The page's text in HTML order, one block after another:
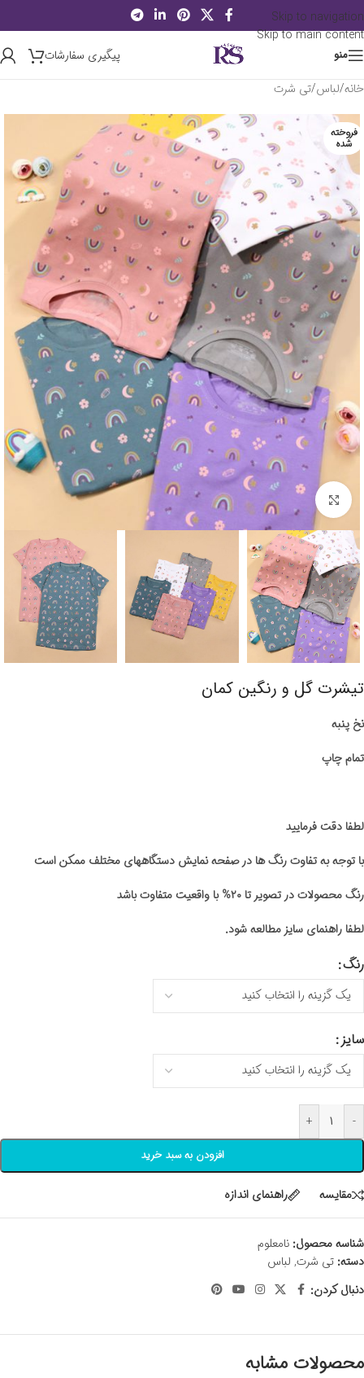
Skip to navigation
Skip to main content
منو
پیگیری سفارشات
خانه/لباس/تی شرت
فروخته
شده
برای بزرگنمایی کلیک کنید
تیشرت گل و رنگین کمان
نخ پنبه
تمام چاپ
لطفا دقت فرمایید
با توجه به تفاوت رنگ ها در صفحه نمایش دستگاههای مختلف ممکن است
رنگ محصولات در تصویر تا ۲۰% با واقعیت متفاوت باشد
لطفا راهنمای سایز مطالعه شود.
رنگ
سایز
-
+
افزودن به سبد خرید
مقايسه راهنمای اندازه
شناسه محصول: نامعلوم
دسته: تی شرت, لباس
دنبال کردن:
محصولات مشابه